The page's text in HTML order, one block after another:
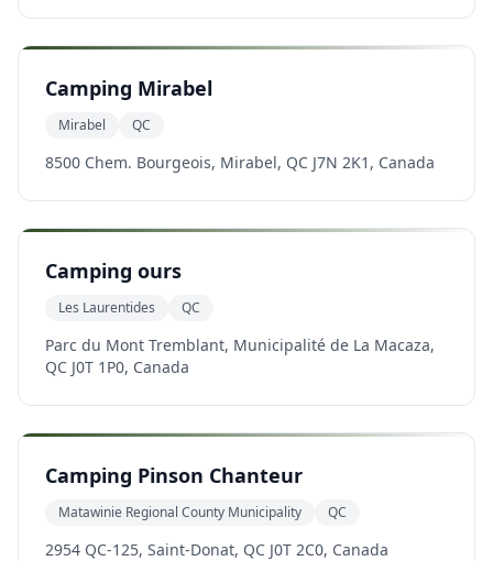
Camping Mirabel
Mirabel QC
8500 Chem. Bourgeois, Mirabel, QC J7N 2K1, Canada
Camping ours
Les Laurentides QC
Parc du Mont Tremblant, Municipalité de La Macaza,
QC J0T 1P0, Canada
Camping Pinson Chanteur
Matawinie Regional County Municipality QC
2954 QC-125, Saint-Donat, QC J0T 2C0, Canada